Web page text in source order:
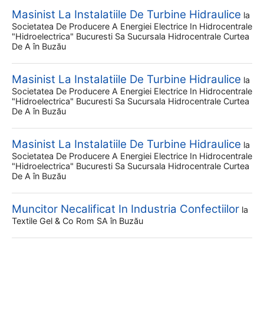
Masinist La Instalatiile De Turbine Hidraulice la
Societatea De Producere A Energiei Electrice In Hidrocentrale
"hidroelectrica" Bucuresti Sa Sucursala Hidrocentrale Curtea
De A în Buzău
Masinist La Instalatiile De Turbine Hidraulice la
Societatea De Producere A Energiei Electrice In Hidrocentrale
"hidroelectrica" Bucuresti Sa Sucursala Hidrocentrale Curtea
De A în Buzău
Masinist La Instalatiile De Turbine Hidraulice la
Societatea De Producere A Energiei Electrice In Hidrocentrale
"hidroelectrica" Bucuresti Sa Sucursala Hidrocentrale Curtea
De A în Buzău
Muncitor Necalificat In Industria Confectiilor la
Textile Gel & Co Rom SA în Buzău